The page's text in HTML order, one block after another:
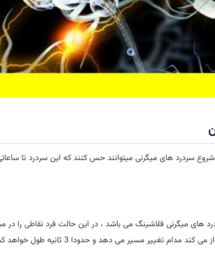
شروع سردرد های میگرنی میتوانند حس کنند که این سردرد تا
های میگرنی فلاشینگ می باشد ، در این حالت فرد نقاطی را در